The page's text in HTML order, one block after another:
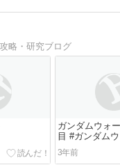
略・研究ブログ
ガンダムウォ
目 #ガンダム
3年前